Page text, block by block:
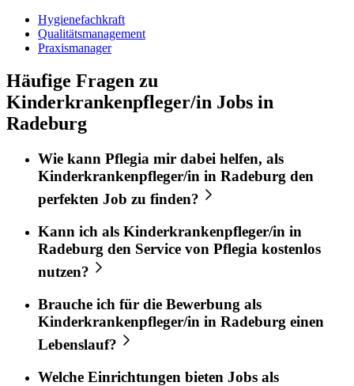
Hygienefachkraft
Qualitätsmanagement
Praxismanager
Häufige Fragen zu
Kinderkrankenpfleger/in Jobs in
Radeburg
Wie kann Pflegia mir dabei helfen, als
Kinderkrankenpfleger/in in Radeburg den
perfekten Job zu finden?
Kann ich als Kinderkrankenpfleger/in in
Radeburg den Service von Pflegia kostenlos
nutzen?
Brauche ich für die Bewerbung als
Kinderkrankenpfleger/in in Radeburg einen
Lebenslauf?
Welche Einrichtungen bieten Jobs als